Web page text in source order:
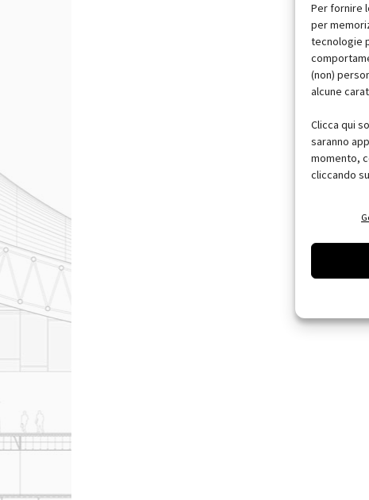
Per fornire
per
tecnologie
(non)
alcune
Clicca qui
saranno
momento,
cliccando